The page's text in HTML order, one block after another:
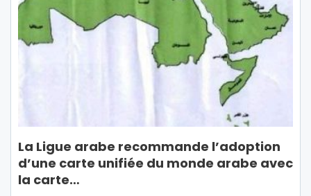
La Ligue arabe recommande l’adoption
d’une carte unifiée du monde arabe avec
la carte…